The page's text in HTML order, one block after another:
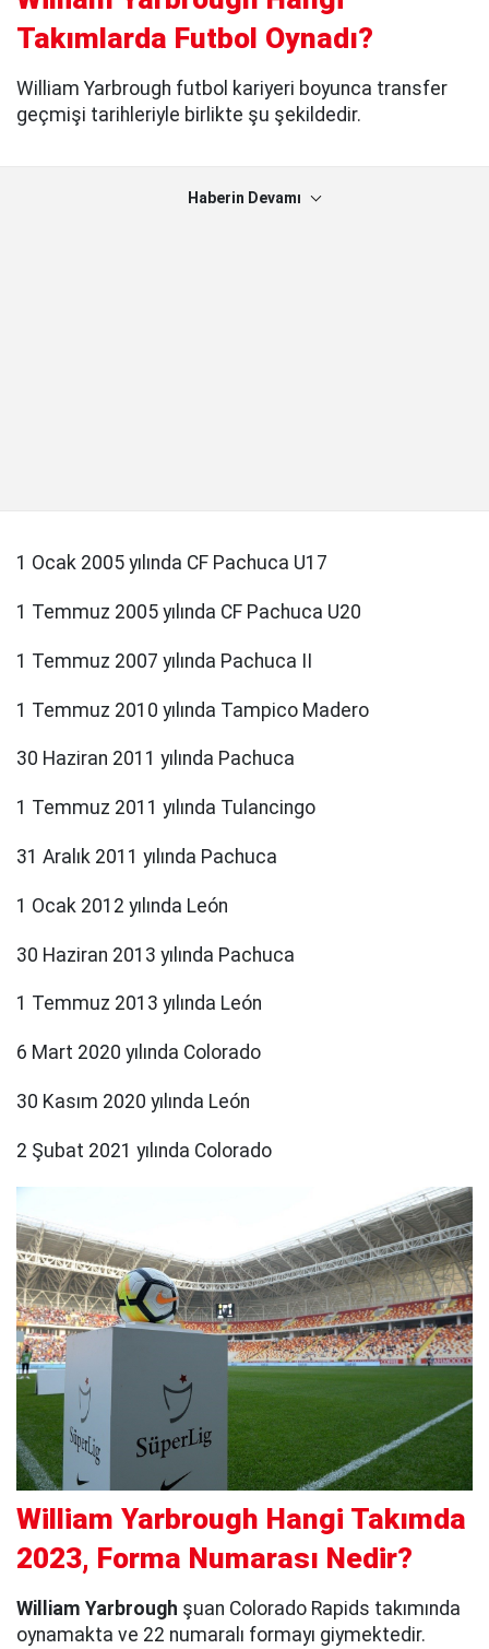
Takımlarda Futbol Oynadı?
William Yarbrough futbol kariyeri boyunca transfer
geçmişi tarihleriyle birlikte şu şekildedir.
Haberin Devamı
1 Ocak 2005 yılında CF Pachuca U17
1 Temmuz 2005 yılında CF Pachuca U20
1 Temmuz 2007 yılında Pachuca II
1 Temmuz 2010 yılında Tampico Madero
30 Haziran 2011 yılında Pachuca
1 Temmuz 2011 yılında Tulancingo
31 Aralık 2011 yılında Pachuca
1 Ocak 2012 yılında León
30 Haziran 2013 yılında Pachuca
1 Temmuz 2013 yılında León
6 Mart 2020 yılında Colorado
30 Kasım 2020 yılında León
2 Şubat 2021 yılında Colorado
William Yarbrough Hangi Takımda
2023, Forma Numarası Nedir?
William Yarbrough şuan Colorado Rapids takımında
oynamakta ve 22 numaralı formayı giymektedir.